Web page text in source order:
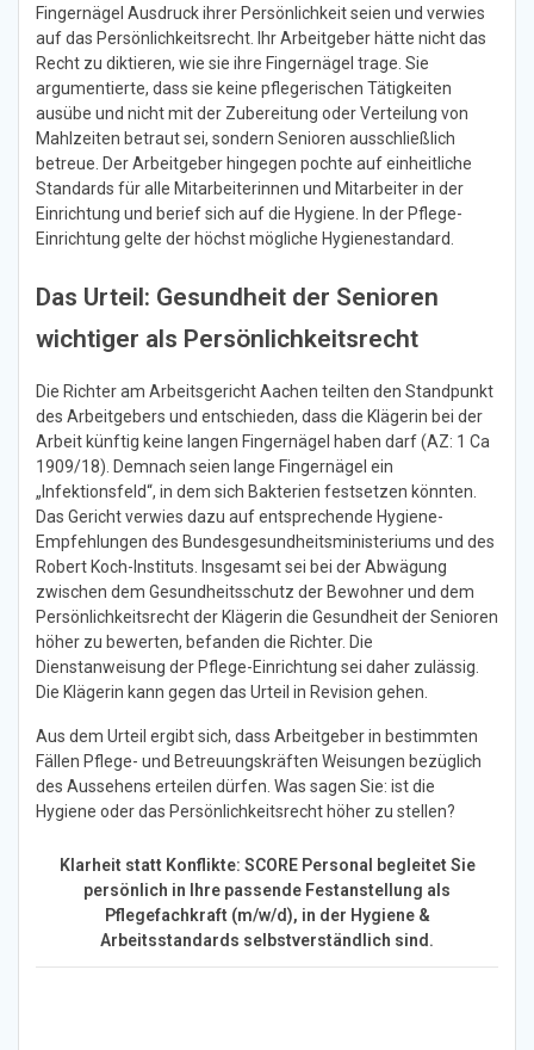
Fingernägel Ausdruck ihrer Persönlichkeit seien und verwies
auf das Persönlichkeitsrecht. Ihr Arbeitgeber hätte nicht das
Recht zu diktieren, wie sie ihre Fingernägel trage. Sie
argumentierte, dass sie keine pflegerischen Tätigkeiten
ausübe und nicht mit der Zubereitung oder Verteilung von
Mahlzeiten betraut sei, sondern Senioren ausschließlich
betreue. Der Arbeitgeber hingegen pochte auf einheitliche
Standards für alle Mitarbeiterinnen und Mitarbeiter in der
Einrichtung und berief sich auf die Hygiene. In der Pflege-
Einrichtung gelte der höchst mögliche Hygienestandard.
Das Urteil: Gesundheit der Senioren
wichtiger als Persönlichkeitsrecht
Die Richter am Arbeitsgericht Aachen teilten den Standpunkt
des Arbeitgebers und entschieden, dass die Klägerin bei der
Arbeit künftig keine langen Fingernägel haben darf (AZ: 1 Ca
1909/18). Demnach seien lange Fingernägel ein
„Infektionsfeld“, in dem sich Bakterien festsetzen könnten.
Das Gericht verwies dazu auf entsprechende Hygiene-
Empfehlungen des Bundesgesundheitsministeriums und des
Robert Koch-Instituts. Insgesamt sei bei der Abwägung
zwischen dem Gesundheitsschutz der Bewohner und dem
Persönlichkeitsrecht der Klägerin die Gesundheit der Senioren
höher zu bewerten, befanden die Richter. Die
Dienstanweisung der Pflege-Einrichtung sei daher zulässig.
Die Klägerin kann gegen das Urteil in Revision gehen.
Aus dem Urteil ergibt sich, dass Arbeitgeber in bestimmten
Fällen Pflege- und Betreuungskräften Weisungen bezüglich
des Aussehens erteilen dürfen. Was sagen Sie: ist die
Hygiene oder das Persönlichkeitsrecht höher zu stellen?
Klarheit statt Konflikte: SCORE Personal begleitet Sie
persönlich in Ihre passende Festanstellung als
Pflegefachkraft (m/w/d), in der Hygiene &
Arbeitsstandards selbstverständlich sind.